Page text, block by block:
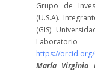
Grupo de
(U.S.A).
(GIS).
https://orcid.org/
María Virginia